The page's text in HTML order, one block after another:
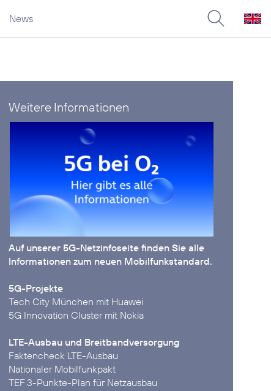
News
Weitere Informationen
Auf unserer 5G-Netzinfoseite finden Sie alle
Informationen zum neuen Mobilfunkstandard.
5G-Projekte
Tech City München mit Huawei
5G Innovation Cluster mit Nokia
LTE-Ausbau und Breitbandversorgung
Faktencheck LTE-Ausbau
Nationaler Mobilfunkpakt
TEF 3-Punkte-Plan für Netzausbau